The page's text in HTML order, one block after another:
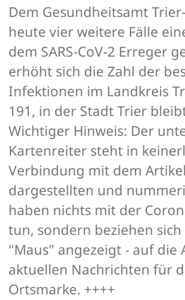
Dem Gesundheitsamt
heute vier weitere Fälle
dem SARS-CoV-2 Erreger
erhöht sich die Zahl der
Infektionen im Landkreis
191, in der Stadt Trier
Wichtiger Hinweis: Der
Kartenreiter steht in
Verbindung mit dem
dargestellten und
haben nichts mit der
tun, sondern beziehen
"Maus" angezeigt - auf die
aktuellen Nachrichten für
Ortsmarke. ++++